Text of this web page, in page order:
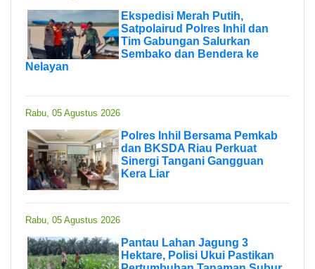
Ekspedisi Merah Putih,
Satpolairud Polres Inhil dan
Tim Gabungan Salurkan
Sembako dan Bendera ke
Nelayan
Rabu, 05 Agustus 2026
Polres Inhil Bersama Pemkab
dan BKSDA Riau Perkuat
Sinergi Tangani Gangguan
Kera Liar
Rabu, 05 Agustus 2026
Pantau Lahan Jagung 3
Hektare, Polisi Ukui Pastikan